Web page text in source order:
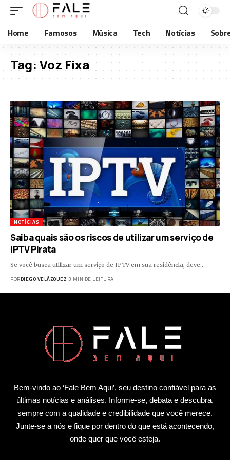
Home Famosos Música Tech Notícias
Tag: Voz Fixa
NOTÍCIAS
Saiba quais são os riscos de utilizar um serviço de
IPTV Pirata
Se você busca utilizar um serviço de IPTV em sua residência, deve…
PORDIEGO VELÁZQUEZ 3 MIN DE LEITURA
Bem-vindo ao ‘Fale Bem Aqui’, seu destino confiável para as
últimas notícias e análises. Informe-se, debata e descubra,
sempre com a qualidade e credibilidade que você merece.
Junte-se a nós e fique por dentro do que está acontecendo,
onde quer que você esteja.